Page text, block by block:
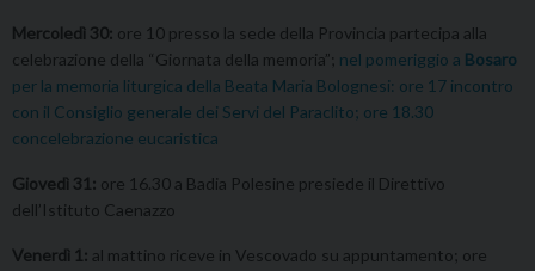
Mercoledì 30: ore 10 presso la sede della Provincia partecipa alla
celebrazione della “Giornata della memoria”; nel pomeriggio a Bosaro
per la memoria liturgica della Beata Maria Bolognesi: ore 17 incontro
con il Consiglio generale dei Servi del Paraclito; ore 18.30
concelebrazione eucaristica
Giovedì 31: ore 16.30 a Badia Polesine presiede il Direttivo
dell’Istituto Caenazzo
Venerdì 1: al mattino riceve in Vescovado su appuntamento; ore